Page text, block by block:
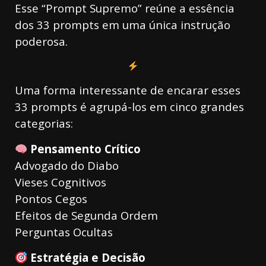
Esse “Prompt Supremo” reúne a essência
dos 33 prompts em uma única instrução
poderosa.
Uma forma interessante de encarar esses
33 prompts é agrupá-los em cinco grandes
categorias:
Pensamento Crítico
Advogado do Diabo
Vieses Cognitivos
Pontos Cegos
Efeitos de Segunda Ordem
Perguntas Ocultas
Estratégia e Decisão